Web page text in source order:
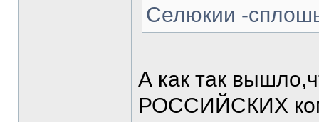
Селюкии -
А как так
РОССИЙСКИХ